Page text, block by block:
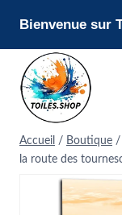
contenu
Bienvenue sur
Accueil / Boutique /
la route des